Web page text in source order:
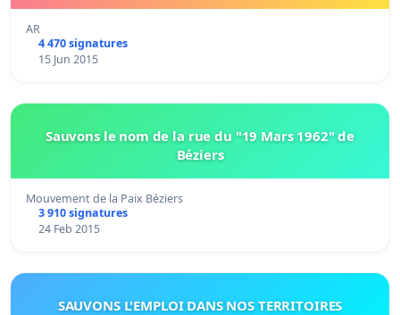
AR
4 470 signatures
15 Jun 2015
Sauvons le nom de la rue du "19 Mars 1962" de
Béziers
Mouvement de la Paix Béziers
3 910 signatures
24 Feb 2015
SAUVONS L'EMPLOI DANS NOS TERRITOIRES